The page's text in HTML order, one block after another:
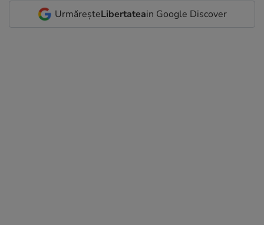
UrmăreșteLibertateain Google Discover